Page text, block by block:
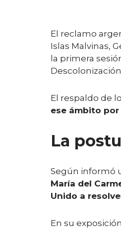
El reclamo
Islas Malvinas,
la primera
El respaldo de
ese ámbito
La
Según informó
María del
Unido a
En su